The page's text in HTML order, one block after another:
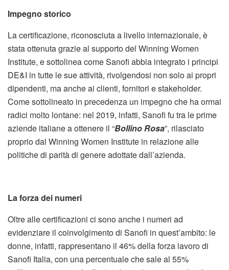
Impegno storico
La certificazione, riconosciuta a livello internazionale, è
stata ottenuta grazie al supporto del Winning Women
Institute, e sottolinea come Sanofi abbia integrato i principi
DE&I in tutte le sue attività, rivolgendosi non solo ai propri
dipendenti, ma anche ai clienti, fornitori e stakeholder.
Come sottolineato in precedenza un impegno che ha ormai
radici molto lontane: nel 2019, infatti, Sanofi fu tra le prime
aziende italiane a ottenere il “Bollino Rosa”, rilasciato
proprio dal Winning Women Institute in relazione alle
politiche di parità di genere adottate dall’azienda.
La forza dei numeri
Oltre alle certificazioni ci sono anche i numeri ad
evidenziare il coinvolgimento di Sanofi in quest’ambito: le
donne, infatti, rappresentano il 46% della forza lavoro di
Sanofi Italia, con una percentuale che sale al 55%